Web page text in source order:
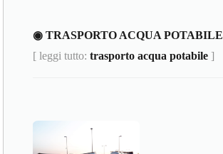
◉ TRASPORTO ACQUA POTABILE
[ leggi tutto:trasporto acqua potabile ]